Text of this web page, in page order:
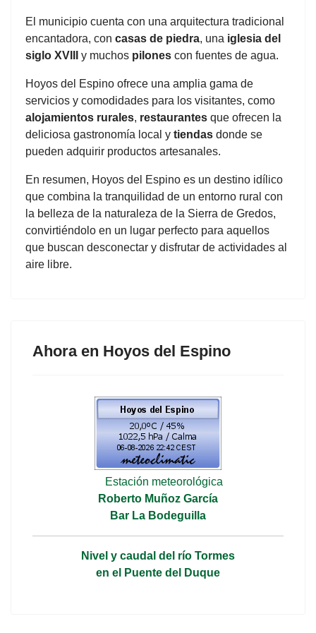
El municipio cuenta con una arquitectura tradicional
encantadora, con casas de piedra, una iglesia del
siglo XVIII
y muchos pilones con fuentes de agua.
Hoyos del Espino ofrece una amplia gama de
servicios y comodidades para los visitantes, como
alojamientos rurales, restaurantes que ofrecen la
deliciosa gastronomía local y tiendas donde se
pueden adquirir productos artesanales.
En resumen, Hoyos del Espino es un destino idílico
que combina la tranquilidad de un entorno rural con
la belleza de la naturaleza de la Sierra de Gredos,
convirtiéndolo en un lugar perfecto para aquellos
que buscan desconectar y disfrutar de actividades al
aire libre.
Ahora en Hoyos del Espino
Estación meteorológica
Roberto Muñoz García
Bar La Bodeguilla
Nivel y caudal del río Tormes
en el Puente del Duque